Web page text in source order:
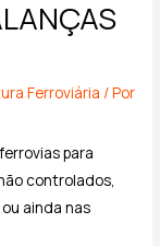
Ferroviária / Por
para
controlados,
ainda nas